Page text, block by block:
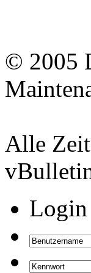
© 2005
Alle